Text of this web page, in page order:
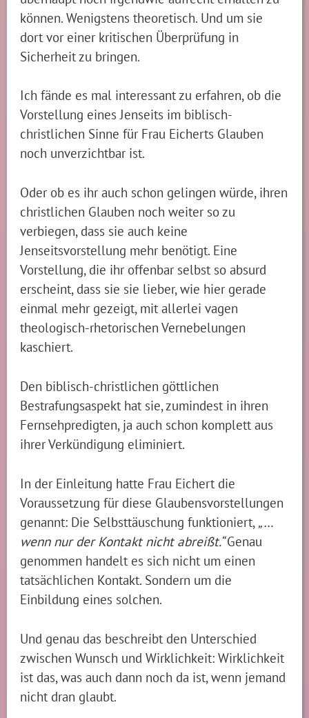
können. Wenigstens theoretisch. Und um sie
dort vor einer kritischen Überprüfung in
Sicherheit zu bringen.
Ich fände es mal interessant zu erfahren, ob die
Vorstellung eines Jenseits im biblisch-
christlichen Sinne für Frau Eicherts Glauben
noch unverzichtbar ist.
Oder ob es ihr auch schon gelingen würde, ihren
christlichen Glauben noch weiter so zu
verbiegen, dass sie auch keine
Jenseitsvorstellung mehr benötigt. Eine
Vorstellung, die ihr offenbar selbst so absurd
erscheint, dass sie sie lieber, wie hier gerade
einmal mehr gezeigt, mit allerlei vagen
theologisch-rhetorischen Vernebelungen
kaschiert.
Den biblisch-christlichen göttlichen
Bestrafungsaspekt hat sie, zumindest in ihren
Fernsehpredigten, ja auch schon komplett aus
ihrer Verkündigung eliminiert.
In der Einleitung hatte Frau Eichert die
Voraussetzung für diese Glaubensvorstellungen
genannt: Die Selbsttäuschung funktioniert, „…
wenn nur der Kontakt nicht abreißt.“Genau
genommen handelt es sich nicht um einen
tatsächlichen Kontakt. Sondern um die
Einbildung eines solchen.
Und genau das beschreibt den Unterschied
zwischen Wunsch und Wirklichkeit: Wirklichkeit
ist das, was auch dann noch da ist, wenn jemand
nicht dran glaubt.